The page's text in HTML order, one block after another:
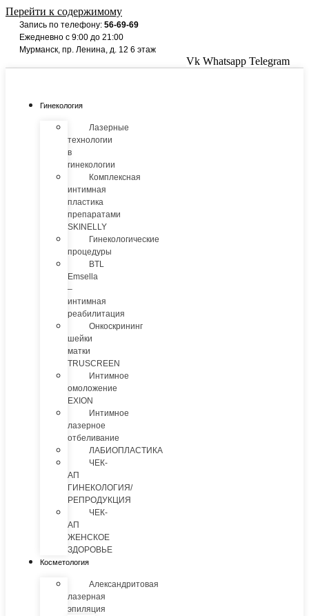
Перейти к содержимому
Запись по телефону: 56-69-69
Ежедневно с 9:00 до 21:00
Мурманск, пр. Ленина, д. 12 6 этаж
Vk Whatsapp Telegram
Гинекология
Лазерные
технологии
в
гинекологии
Комплексная
интимная
пластика
препаратами
SKINELLY
Гинекологические
процедуры
BTL
Emsella
–
интимная
реабилитация
Онкоскрининг
шейки
матки
TRUSCREEN
Интимное
омоложение
EXION
Интимное
лазерное
отбеливание
ЛАБИОПЛАСТИКА
ЧЕК-
АП
ГИНЕКОЛОГИЯ/
РЕПРОДУКЦИЯ
ЧЕК-
АП
ЖЕНСКОЕ
ЗДОРОВЬЕ
Косметология
Александритовая
лазерная
эпиляция